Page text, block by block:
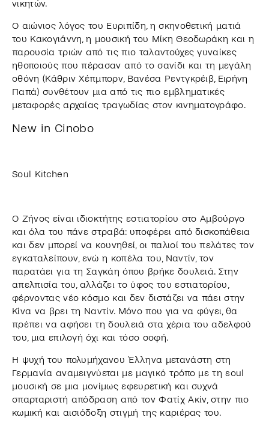
νικητών.
Ο αιώνιος λόγος του Ευριπίδη, η σκηνοθετική ματιά
του Κακογιάννη, η μουσική του Μίκη Θεοδωράκη και η
παρουσία τριών από τις πιο ταλαντούχες γυναίκες
ηθοποιούς που πέρασαν από το σανίδι και τη μεγάλη
οθόνη (Κάθριν Χέπμπορν, Βανέσα Ρεντγκρέιβ, Ειρήνη
Παπά) συνθέτουν μια από τις πιο εμβληματικές
μεταφορές αρχαίας τραγωδίας στον κινηματογράφο.
New in Cinobo
Soul Kitchen
Ο Ζήνος είναι ιδιοκτήτης εστιατορίου στο Αμβούργο
και όλα του πάνε στραβά: υποφέρει από δισκοπάθεια
και δεν μπορεί να κουνηθεί, οι παλιοί του πελάτες τον
εγκαταλείπουν, ενώ η κοπέλα του, Ναντίν, τον
παρατάει για τη Σαγκάη όπου βρήκε δουλειά. Στην
απελπισία του, αλλάζει το ύφος του εστιατορίου,
φέρνοντας νέο κόσμο και δεν διστάζει να πάει στην
Κίνα να βρει τη Ναντίν. Μόνο που για να φύγει, θα
πρέπει να αφήσει τη δουλειά στα χέρια του αδελφού
του, μια επιλογή όχι και τόσο σοφή.
Η ψυχή του πολυμήχανου Έλληνα μετανάστη στη
Γερμανία αναμειγνύεται με μαγικό τρόπο με τη soul
μουσική σε μια μονίμως εφευρετική και συχνά
σπαρταριστή απόδραση από τον Φατίχ Ακίν, στην πιο
κωμική και αισιόδοξη στιγμή της καριέρας του.